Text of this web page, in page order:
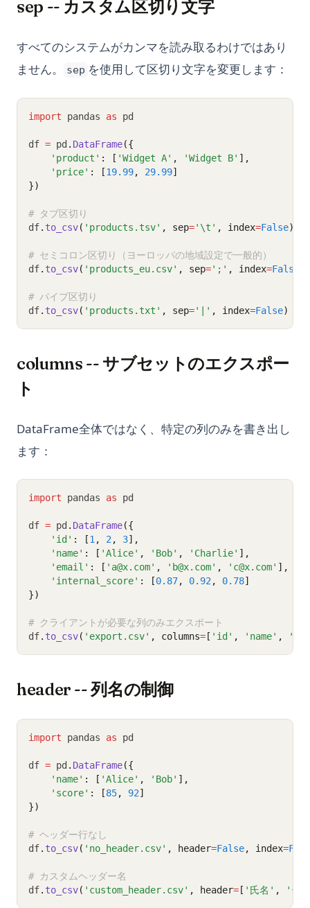
sep -- カスタム区切り文字
すべてのシステムがカンマを読み取るわけではあり
ません。
sep を使用して区切り文字を変更します：
import pandas as pd
df = pd . DataFrame({
'product' : [ 'Widget A' , 'Widget B' ],
'price' : [19.99, 29.99]
})
# タブ区切り
df. to_csv( 'products.tsv' , sep='\t' , index=False)
# セミコロン区切り（ヨーロッパの地域設定で一般的）
df. to_csv( 'products_eu.csv' , sep=';' , index=False
# パイプ区切り
df. to_csv( 'products.txt' , sep='|' , index=False)
columns -- サブセットのエクスポー
ト
DataFrame全体ではなく、特定の列のみを書き出し
ます：
import pandas as pd
df = pd . DataFrame({
'id' : [1 , 2 , 3],
'name' : [ 'Alice' , 'Bob' , 'Charlie' ],
'email' : [ 'a@x.com' , 'b@x.com' , 'c@x.com' ],
'internal_score' : [0.87, 0.92 , 0.78]
})
# クライアントが必要な列のみエクスポート
df. to_csv( 'export.csv' , columns= [ 'id' , 'name' ,
header -- 列名の制御
import pandas as pd
df = pd . DataFrame({
'name' : [ 'Alice' , 'Bob' ],
'score' : [85, 92]
})
# ヘッダー行なし
df. to_csv( 'no_header.csv' , header=False, index=
# カスタムヘッダー名
df. to_csv( 'custom_header.csv' , header= [ '氏名' , 'テ